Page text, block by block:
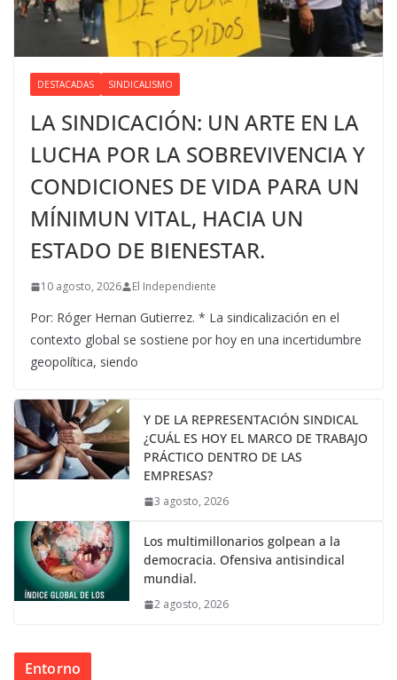
DESTACADAS SINDICALISMO
LA SINDICACIÓN: UN ARTE EN LA
LUCHA POR LA SOBREVIVENCIA Y
CONDICIONES DE VIDA PARA UN
MÍNIMUN VITAL, HACIA UN
ESTADO DE BIENESTAR.
10 agosto, 2026 El Independiente
Por: Róger Hernan Gutierrez. * La sindicalización en el
contexto global se sostiene por hoy en una incertidumbre
geopolítica, siendo
Y DE LA REPRESENTACIÓN SINDICAL
¿CUÁL ES HOY EL MARCO DE TRABAJO
PRÁCTICO DENTRO DE LAS
EMPRESAS?
3 agosto, 2026
Los multimillonarios golpean a la
democracia. Ofensiva antisindical
mundial.
2 agosto, 2026
Entorno